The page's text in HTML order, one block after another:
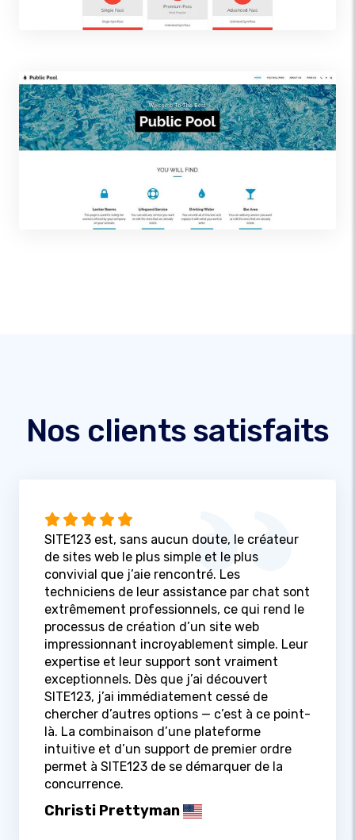
Nos clients satisfaits
SITE123 est, sans aucun doute, le créateur
de sites web le plus simple et le plus
convivial que j’aie rencontré. Les
techniciens de leur assistance par chat sont
extrêmement professionnels, ce qui rend le
processus de création d’un site web
impressionnant incroyablement simple. Leur
expertise et leur support sont vraiment
exceptionnels. Dès que j’ai découvert
SITE123, j’ai immédiatement cessé de
chercher d’autres options — c’est à ce point-
là. La combinaison d’une plateforme
intuitive et d’un support de premier ordre
permet à SITE123 de se démarquer de la
concurrence.
Christi Prettyman